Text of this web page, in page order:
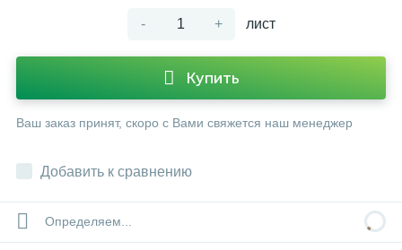
- + лист
Купить
Ваш заказ принят, скоро с Вами свяжется наш менеджер
Добавить к сравнению
Определяем...